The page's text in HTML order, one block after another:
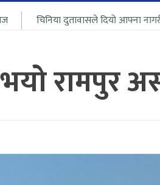
दियो आफ्ना नागरीलाई भारत सिमा
रामपुर